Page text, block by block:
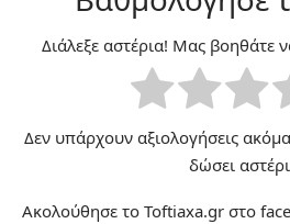
Διάλεξε αστέρια! Μας βοηθάτε
Δεν υπάρχουν αξιολογήσεις
δώσει
Ακολούθησε το Toftiaxa.gr στο